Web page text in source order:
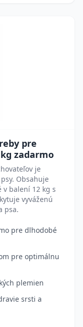
pre
zadarmo
je
Obsahuje
v balení 12 kg s
vyváženú
psa.
pre dlhodobé
pre optimálnu
plemien
srsti a